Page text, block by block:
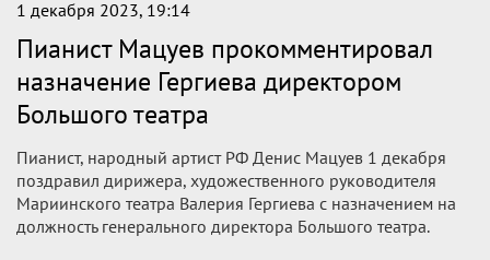
1 декабря 2023, 19:14
Пианист Мацуев прокомментировал
назначение Гергиева директором
Большого театра
Пианист, народный артист РФ Денис Мацуев 1 декабря
поздравил дирижера, художественного руководителя
Мариинского театра Валерия Гергиева с назначением на
должность генерального директора Большого театра.